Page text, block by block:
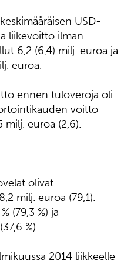
USD-
liikevoitto ilman
6,2 (6,4) milj. euroa ja
euroa.
ennen tuloveroja oli
voitto
milj. euroa (2,6).
olivat
milj. euroa (79,1).
(79,3 %) ja
%).
2014 liikkeelle